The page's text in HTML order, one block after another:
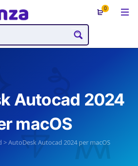
0
Autocad 2024
macOS
>AutoDesk Autocad 2024 per macOS